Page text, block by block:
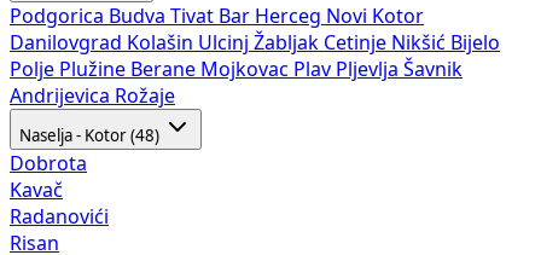
Podgorica Budva Tivat Bar Herceg Novi Kotor
Danilovgrad Kolašin Ulcinj Žabljak Cetinje Nikšić Bijelo
Polje Plužine Berane Mojkovac Plav Pljevlja Šavnik
Andrijevica Rožaje
Naselja - Kotor (48)
Dobrota
Kavač
Radanovići
Risan